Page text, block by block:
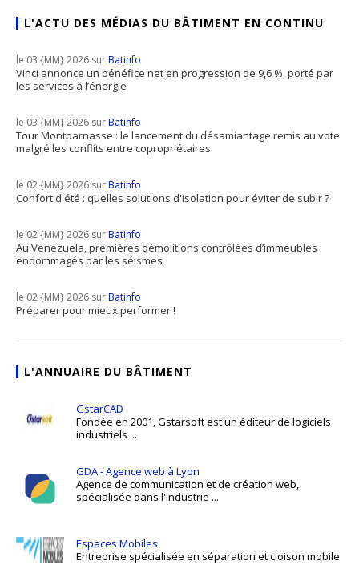
L'ACTU DES MÉDIAS DU BÂTIMENT EN CONTINU
le 03 {MM} 2026 surBatinfo
Vinci annonce un bénéfice net en progression de 9,6 %, porté par
les services à l’énergie
le 03 {MM} 2026 surBatinfo
Tour Montparnasse : le lancement du désamiantage remis au vote
malgré les conflits entre copropriétaires
le 02 {MM} 2026 surBatinfo
Confort d'été : quelles solutions d'isolation pour éviter de subir ?
le 02 {MM} 2026 surBatinfo
Au Venezuela, premières démolitions contrôlées d’immeubles
endommagés par les séismes
le 02 {MM} 2026 surBatinfo
Préparer pour mieux performer !
L'ANNUAIRE DU BÂTIMENT
GstarCAD
Fondée en 2001, Gstarsoft est un éditeur de logiciels
industriels ...
GDA - Agence web à Lyon
Agence de communication et de création web,
spécialisée dans l'industrie ...
Espaces Mobiles
Entreprise spécialisée en séparation et cloison mobile